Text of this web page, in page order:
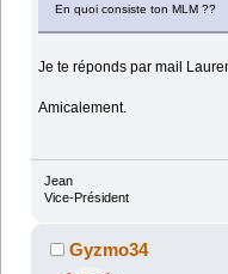
En quoi consiste ton MLM ??
Je te réponds par mail
Amicalement.
Jean
Vice-Président
Gyzmo34